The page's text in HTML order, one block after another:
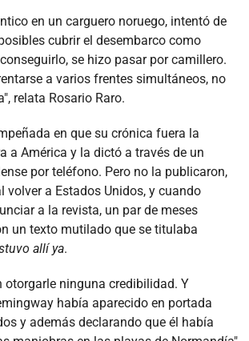
en un carguero noruego, intentó de
cubrir el desembarco como
se hizo pasar por camillero.
a varios frentes simultáneos, no
relata Rosario Raro.
en que su crónica fuera la
a América y la dictó a través de un
por teléfono. Pero no la publicaron,
volver a Estados Unidos, y cuando
a la revista, un par de meses
un texto mutilado que se titulaba
allí ya.
otorgarle ninguna credibilidad. Y
había aparecido en portada
y además declarando que él había